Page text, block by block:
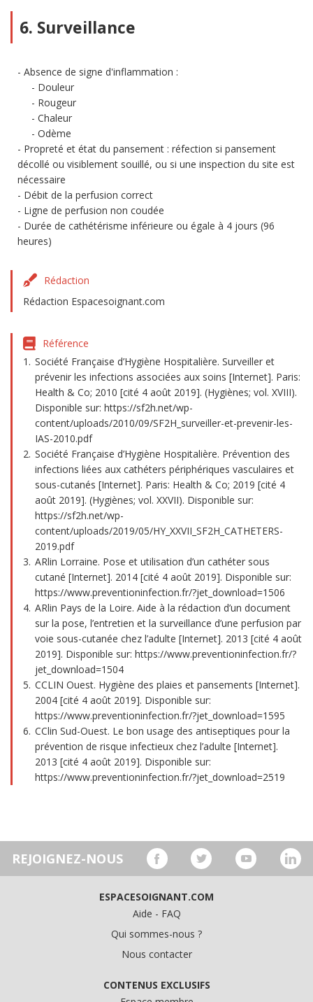
6. Surveillance
Absence de signe d'inflammation :
Douleur
Rougeur
Chaleur
Odème
Propreté et état du pansement : réfection si pansement
décollé ou visiblement souillé, ou si une inspection du site est
nécessaire
Débit de la perfusion correct
Ligne de perfusion non coudée
Durée de cathétérisme inférieure ou égale à 4 jours (96
heures)
Rédaction
Rédaction Espacesoignant.com
Référence
Société Française d’Hygiène Hospitalière. Surveiller et
prévenir les infections associées aux soins [Internet]. Paris:
Health & Co; 2010 [cité 4 août 2019]. (Hygiènes; vol. XVIII).
Disponible sur: https://sf2h.net/wp-
content/uploads/2010/09/SF2H_surveiller-et-prevenir-les-
IAS-2010.pdf
Société Française d’Hygiène Hospitalière. Prévention des
infections liées aux cathéters périphériques vasculaires et
sous-cutanés [Internet]. Paris: Health & Co; 2019 [cité 4
août 2019]. (Hygiènes; vol. XXVII). Disponible sur:
https://sf2h.net/wp-
content/uploads/2019/05/HY_XXVII_SF2H_CATHETERS-
2019.pdf
ARlin Lorraine. Pose et utilisation d’un cathéter sous
cutané [Internet]. 2014 [cité 4 août 2019]. Disponible sur:
https://www.preventioninfection.fr/?jet_download=1506
ARlin Pays de la Loire. Aide à la rédaction d’un document
sur la pose, l’entretien et la surveillance d’une perfusion par
voie sous-cutanée chez l’adulte [Internet]. 2013 [cité 4 août
2019]. Disponible sur: https://www.preventioninfection.fr/?
jet_download=1504
CCLIN Ouest. Hygiène des plaies et pansements [Internet].
2004 [cité 4 août 2019]. Disponible sur:
https://www.preventioninfection.fr/?jet_download=1595
CClin Sud-Ouest. Le bon usage des antiseptiques pour la
prévention de risque infectieux chez l’adulte [Internet].
2013 [cité 4 août 2019]. Disponible sur:
https://www.preventioninfection.fr/?jet_download=2519
REJOIGNEZ-NOUS
ESPACESOIGNANT.COM
Aide - FAQ
Qui sommes-nous ?
Nous contacter
CONTENUS EXCLUSIFS